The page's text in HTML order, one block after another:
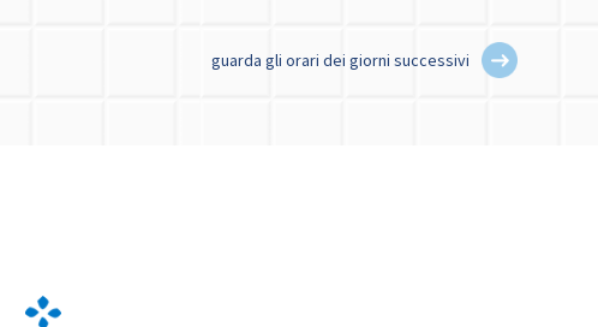
guarda gli orari dei giorni successivi